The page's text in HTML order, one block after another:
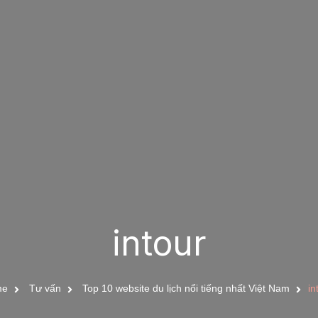
intour
Tư vấn Top 10 website du lịch nổi tiếng nhất Việt Nam